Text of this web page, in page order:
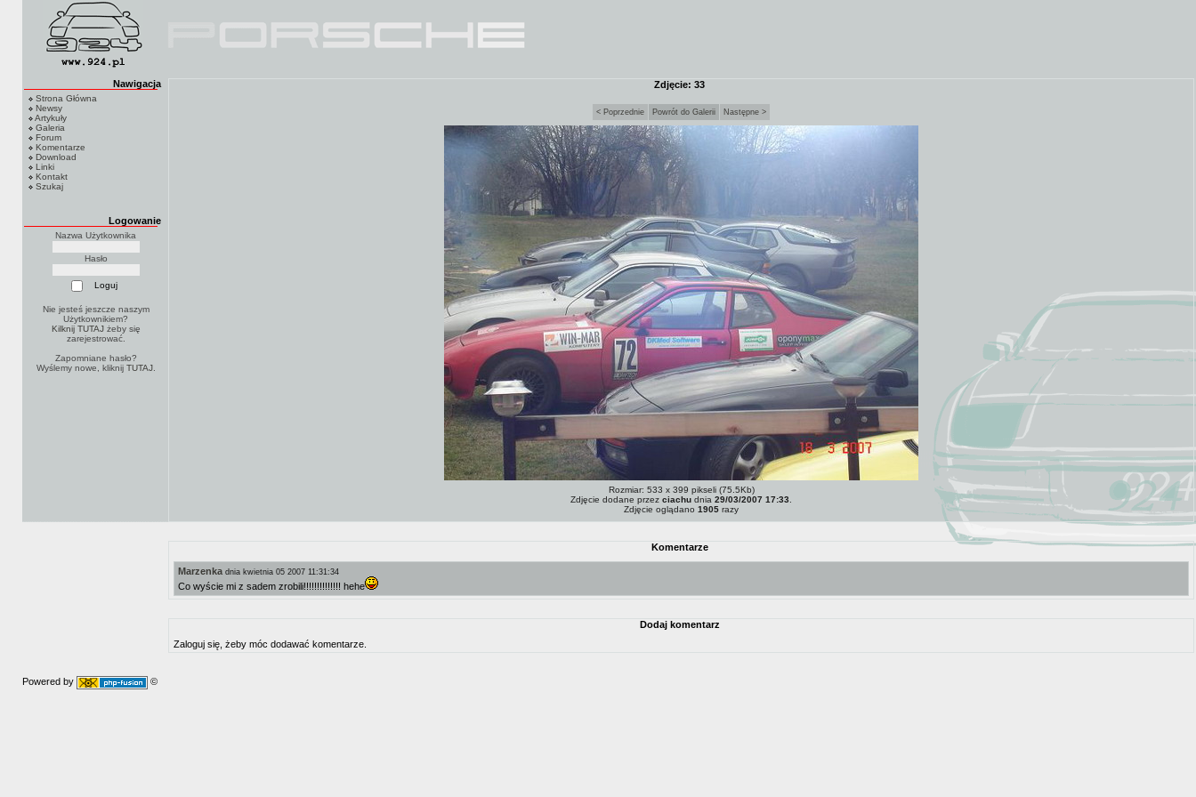
Nawigacja
Strona Główna
Newsy
Artykuły
Galeria
Forum
Komentarze
Download
Linki
Kontakt
Szukaj
Logowanie
Nazwa Użytkownika
Hasło
Nie jesteś jeszcze naszym
Użytkownikiem?
Kilknij TUTAJżeby się
zarejestrować.
Zapomniane hasło?
Wyślemy nowe, kliknij TUTAJ.
Zdjęcie: 33
< Poprzednie Powrót do Galerii Następne >
Rozmiar: 533 x 399 pikseli (75.5Kb)
Zdjęcie dodane przez ciachu dnia 29/03/2007 17:33
Zdjęcie oglądano 1905 razy
Komentarze
Marzenka dnia kwietnia 05 2007 11:31:34
Co wyście mi z sadem zrobili!!!!!!!!!!!!!! hehe
Dodaj komentarz
Zaloguj się, żeby móc dodawać komentarze.
Powered by ©